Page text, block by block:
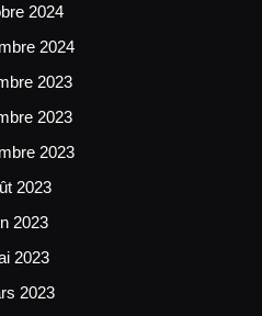
2024
2024
2023
2023
2023
2023
2023
2023
2023